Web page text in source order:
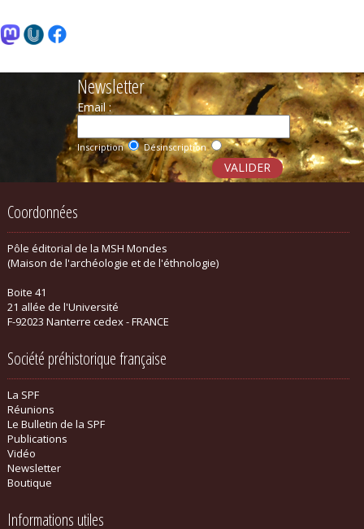
Newsletter
Email :
Inscription Désinscription
Coordonnées
Pôle éditorial de la MSH Mondes
(Maison de l'archéologie et de l'éthnologie)
Boite 41
21 allée de l'Université
F-92023 Nanterre cedex - FRANCE
Société préhistorique française
La SPF
Réunions
Le Bulletin de la SPF
Publications
Vidéo
Newsletter
Boutique
Informations utiles